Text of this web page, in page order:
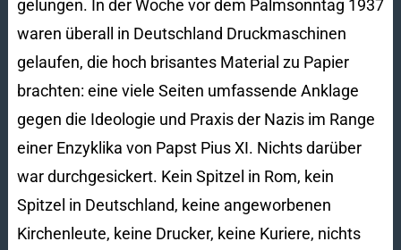
gelungen. In der Woche vor dem Palmsonntag 1937
waren überall in Deutschland Druckmaschinen
gelaufen, die hoch brisantes Material zu Papier
brachten: eine viele Seiten umfassende Anklage
gegen die Ideologie und Praxis der Nazis im Range
einer Enzyklika von Papst Pius XI. Nichts darüber
war durchgesickert. Kein Spitzel in Rom, kein
Spitzel in Deutschland, keine angeworbenen
Kirchenleute, keine Drucker, keine Kuriere, nichts